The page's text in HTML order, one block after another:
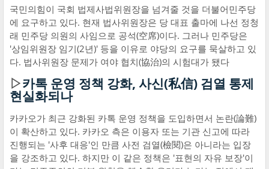
국민의힘이 국회 법제사법위원장을 넘겨줄 것을 더불어민주당
에 요구하고 있다. 현재 법사위원장은 당 대표 출마에 나선 정청
래 민주당 의원의 사임으로 공석(空席)이다. 그러나 민주당은
'상임위원장 임기(2년)' 등을 이유로 야당의 요구를 묵살하고 있
다. 법사위원장 문제가 여야 협치(協治)의 시험대가 됐다
▷카톡 운영 정책 강화, 사신(私信) 검열 통제
현실화되나
카카오가 최근 강화된 카톡 운영 정책을 도입하면서 논란(論難)
이 확산하고 있다. 카카오 측은 이용자 또는 기관 신고에 따라
진행되는 '사후 대응'인 만큼 사전 검열(檢閱)은 아니라는 입장
을 강조하고 있다. 하지만 이 같은 정책은 '표현의 자유 보장'이